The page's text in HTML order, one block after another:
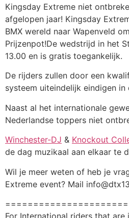
Kingsday Extreme niet
afgelopen jaar! Kingsday
BMX wereld naar Wapenveld
Prijzenpot!De wedstrijd in het
13.00 en is gratis toegankelijk.
De rijders zullen door een
systeem uiteindelijk eindigen in
Naast al het internationale
Nederlandse toppers niet
Winchester-DJ & Knockout
de dag muzikaal aan elkaar te
Wil je meer weten of heb je
Extreme event? Mail
For International riders that